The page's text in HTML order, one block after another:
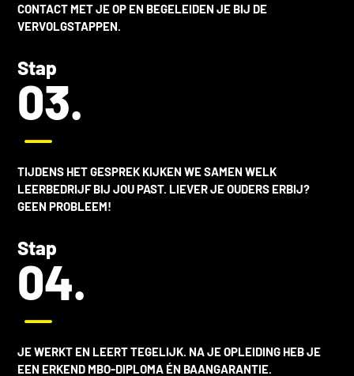
CONTACT MET JE OP EN BEGELEIDEN JE BIJ DE
VERVOLGSTAPPEN.
Stap
03.
K
TIJDENS HET GESPREK KIJKEN WE SAMEN WELK
LEERBEDRIJF BIJ JOU PAST. LIEVER JE OUDERS ERBIJ?
GEEN PROBLEEM!
Stap
04.
K
JE WERKT EN LEERT TEGELIJK. NA JE OPLEIDING HEB JE
EEN ERKEND MBO-DIPLOMA ÉN BAANGARANTIE.